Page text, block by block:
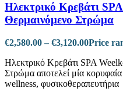
Ηλεκτρικό Κρεβάτι
Θερμαινόμενο Στρώμα
€2,580.00 – €3,120.00Price
Ηλεκτρικό Κρεβάτι SPA
Στρώμα αποτελεί μία κορυφαία
wellness, φυσικοθεραπευτήρια